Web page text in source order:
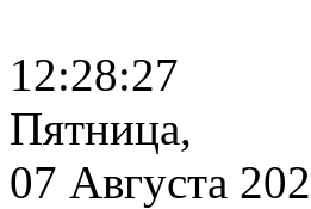
12:28:28
Пятница,
07 Августа